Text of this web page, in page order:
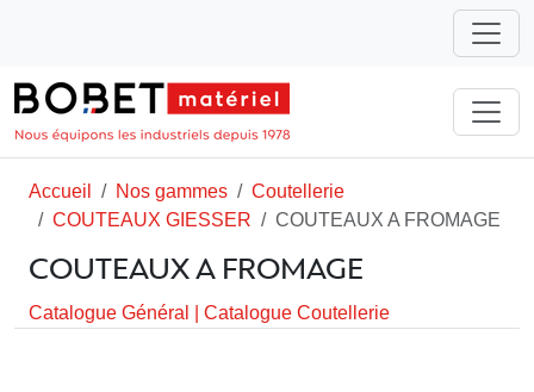
Accueil Nos gammes
Coutellerie
COUTEAUX GIESSER
COUTEAUX A FROMAGE
COUTEAUX A FROMAGE
Catalogue Général Catalogue Coutellerie